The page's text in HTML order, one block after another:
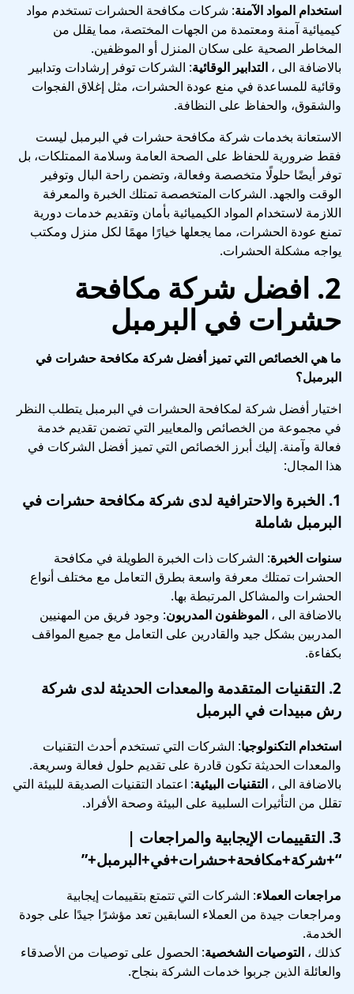
استخدام المواد الآمنة: شركات مكافحة الحشرات تستخدم مواد
كيميائية آمنة ومعتمدة من الجهات المختصة، مما يقلل من
المخاطر الصحية على سكان المنزل أو الموظفين.
بالاضافة الى ، التدابير الوقائية: الشركات توفر إرشادات وتدابير
وقائية للمساعدة في منع عودة الحشرات، مثل إغلاق الفجوات
والشقوق، والحفاظ على النظافة.
الاستعانة بخدمات شركة مكافحة حشرات في البرمبل ليست
فقط ضرورية للحفاظ على الصحة العامة وسلامة الممتلكات، بل
توفر أيضًا حلولًا متخصصة وفعالة، وتضمن راحة البال وتوفير
الوقت والجهد. الشركات المتخصصة تمتلك الخبرة والمعرفة
اللازمة لاستخدام المواد الكيميائية بأمان وتقديم خدمات دورية
تمنع عودة الحشرات، مما يجعلها خيارًا مهمًا لكل منزل ومكتب
يواجه مشكلة الحشرات.
2. افضل شركة مكافحة
حشرات في البرمبل
ما هي الخصائص التي تميز أفضل شركة مكافحة حشرات في
البرمبل؟
اختيار أفضل شركة لمكافحة الحشرات في البرمبل يتطلب النظر
في مجموعة من الخصائص والمعايير التي تضمن تقديم خدمة
فعالة وآمنة. إليك أبرز الخصائص التي تميز أفضل الشركات في
هذا المجال:
1. الخبرة والاحترافية لدى شركة مكافحة حشرات في
البرمبل شاملة
سنوات الخبرة: الشركات ذات الخبرة الطويلة في مكافحة
الحشرات تمتلك معرفة واسعة بطرق التعامل مع مختلف أنواع
الحشرات والمشاكل المرتبطة بها.
بالاضافة الى ، الموظفون المدربون: وجود فريق من المهنيين
المدربين بشكل جيد والقادرين على التعامل مع جميع المواقف
بكفاءة.
2. التقنيات المتقدمة والمعدات الحديثة لدى شركة
رش مبيدات في البرمبل
استخدام التكنولوجيا: الشركات التي تستخدم أحدث التقنيات
والمعدات الحديثة تكون قادرة على تقديم حلول فعالة وسريعة.
بالاضافة الى ، التقنيات البيئية: اعتماد التقنيات الصديقة للبيئة التي
تقلل من التأثيرات السلبية على البيئة وصحة الأفراد.
3. التقييمات الإيجابية والمراجعات |
“+شركة+مكافحة+حشرات+في+البرمبل+”
مراجعات العملاء: الشركات التي تتمتع بتقييمات إيجابية
ومراجعات جيدة من العملاء السابقين تعد مؤشرًا جيدًا على جودة
الخدمة.
كذلك ، التوصيات الشخصية: الحصول على توصيات من الأصدقاء
والعائلة الذين جربوا خدمات الشركة بنجاح.